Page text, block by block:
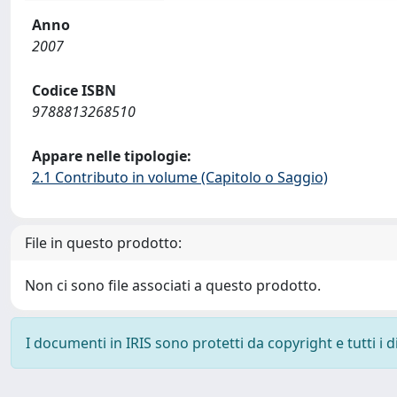
Anno
2007
Codice ISBN
9788813268510
Appare nelle tipologie:
2.1 Contributo in volume (Capitolo o Saggio)
File in questo prodotto:
Non ci sono file associati a questo prodotto.
I documenti in IRIS sono protetti da copyright e tutti i